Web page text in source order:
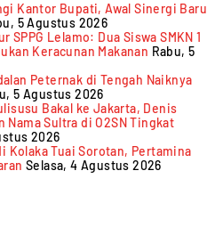
Kantor Bupati, Awal Sinergi Baru
5 Agustus 2026
SPPG Lelamo: Dua Siswa SMKN 1
Keracunan Makanan Rabu, 5
Peternak di Tengah Naiknya
5 Agustus 2026
Bakal ke Jakarta, Denis
Nama Sultra di O2SN Tingkat
2026
Kolaka Tuai Sorotan, Pertamina
Selasa, 4 Agustus 2026